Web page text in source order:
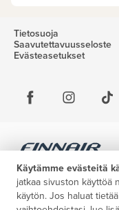
Tietosuoja
Saavutettavuusseloste
Evästeasetukset
Käytämme evästeitä
jatkaa sivuston käyttöä
käytön. Jos haluat